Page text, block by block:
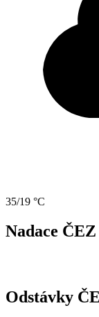
35/19 °C
Nadace ČEZ
Odstávky